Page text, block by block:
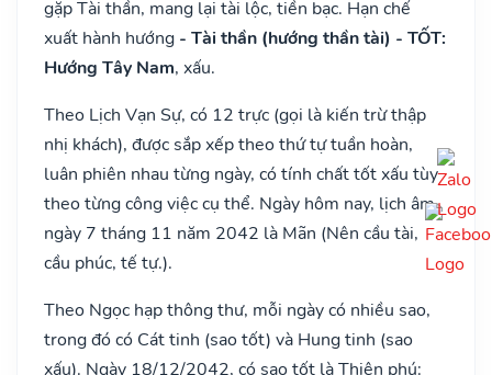
gặp Tài thần, mang lại tài lộc, tiền bạc. Hạn chế
xuất hành hướng - Tài thần (hướng thần tài) - TỐT:
Hướng Tây Nam, xấu.
Theo Lịch Vạn Sự, có 12 trực (gọi là kiến trừ thập
nhị khách), được sắp xếp theo thứ tự tuần hoàn,
luân phiên nhau từng ngày, có tính chất tốt xấu tùy
theo từng công việc cụ thể. Ngày hôm nay, lịch âm
ngày 7 tháng 11 năm 2042 là Mãn (Nên cầu tài,
cầu phúc, tế tự.).
Theo Ngọc hạp thông thư, mỗi ngày có nhiều sao,
trong đó có Cát tinh (sao tốt) và Hung tinh (sao
xấu). Ngày 18/12/2042, có sao tốt là Thiên phú: